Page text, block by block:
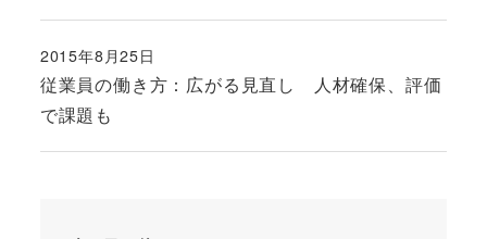
従業員の働き方：広がる見直し 人材確保、評価
で課題も
投稿日
2015年8月25日